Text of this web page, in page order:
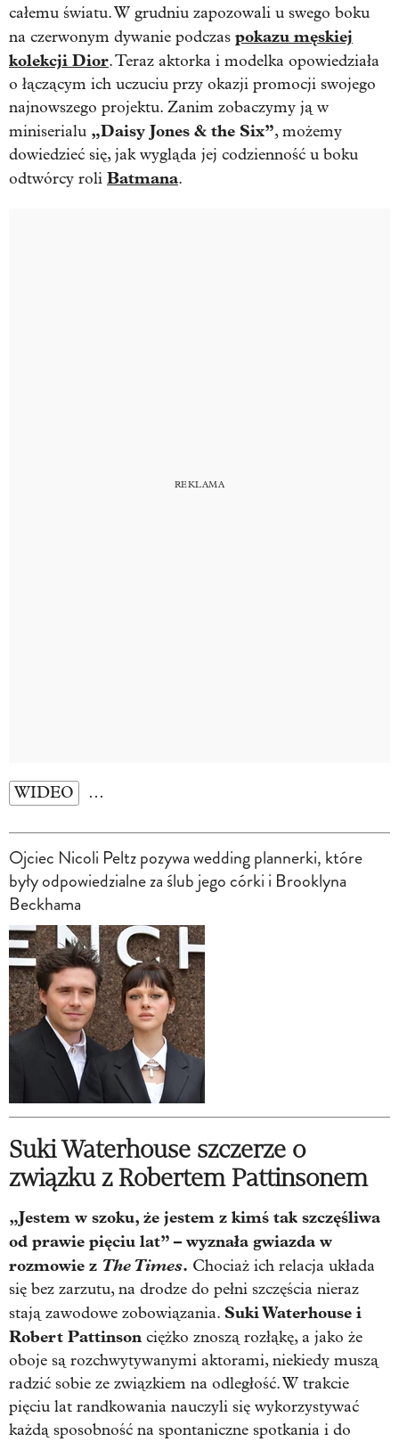
całemu światu. W grudniu zapozowali u swego boku
na czerwonym dywanie podczas pokazu męskiej
kolekcji Dior. Teraz aktorka i modelka opowiedziała
o łączącym ich uczuciu przy okazji promocji swojego
najnowszego projektu. Zanim zobaczymy ją w
miniserialu „Daisy Jones & the Six”, możemy
dowiedzieć się, jak wygląda jej codzienność u boku
odtwórcy roli Batmana.
WIDEO …
Ojciec Nicoli Peltz pozywa wedding plannerki, które
były odpowiedzialne za ślub jego córki i Brooklyna
Beckhama
Suki Waterhouse szczerze o
związku z Robertem Pattinsonem
„Jestem w szoku, że jestem z kimś tak szczęśliwa
od prawie pięciu lat” – wyznała gwiazda w
rozmowie z The Times. Chociaż ich relacja układa
się bez zarzutu, na drodze do pełni szczęścia nieraz
stają zawodowe zobowiązania. Suki Waterhouse i
Robert Pattinson ciężko znoszą rozłąkę, a jako że
oboje są rozchwytywanymi aktorami, niekiedy muszą
radzić sobie ze związkiem na odległość. W trakcie
pięciu lat randkowania nauczyli się wykorzystywać
każdą sposobność na spontaniczne spotkania i do